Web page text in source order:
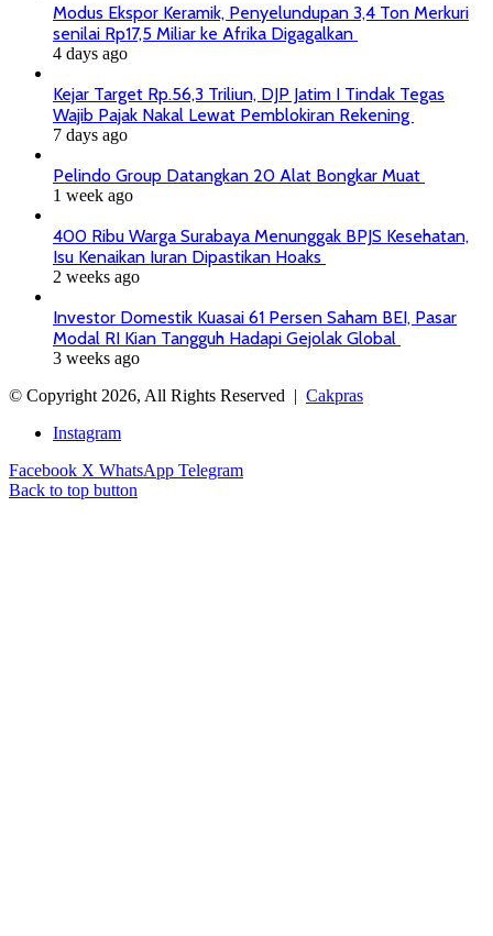
Modus Ekspor Keramik, Penyelundupan 3,4 Ton Merkuri
senilai Rp17,5 Miliar ke Afrika Digagalkan
4 days ago
Kejar Target Rp.56,3 Triliun, DJP Jatim I Tindak Tegas
Wajib Pajak Nakal Lewat Pemblokiran Rekening
7 days ago
Pelindo Group Datangkan 20 Alat Bongkar Muat
1 week ago
400 Ribu Warga Surabaya Menunggak BPJS Kesehatan,
Isu Kenaikan Iuran Dipastikan Hoaks
2 weeks ago
Investor Domestik Kuasai 61 Persen Saham BEI, Pasar
Modal RI Kian Tangguh Hadapi Gejolak Global
3 weeks ago
© Copyright 2026, All Rights Reserved | Cakpras
Instagram
Facebook X WhatsApp Telegram
Back to top button